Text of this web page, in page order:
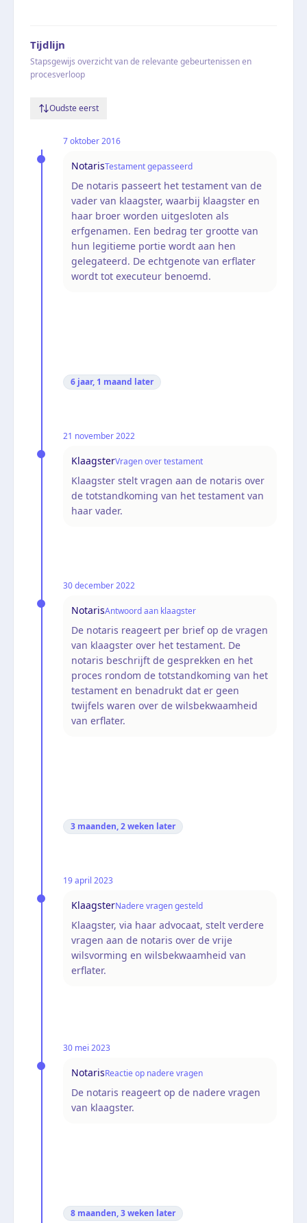
Tijdlijn
Stapsgewijs overzicht van de relevante gebeurtenissen en
procesverloop
Oudste eerst
7 oktober 2016
NotarisTestament gepasseerd
De notaris passeert het testament van de
vader van klaagster, waarbij klaagster en
haar broer worden uitgesloten als
erfgenamen. Een bedrag ter grootte van
hun legitieme portie wordt aan hen
gelegateerd. De echtgenote van erflater
wordt tot executeur benoemd.
6 jaar, 1 maand later
21 november 2022
KlaagsterVragen over testament
Klaagster stelt vragen aan de notaris over
de totstandkoming van het testament van
haar vader.
30 december 2022
NotarisAntwoord aan klaagster
De notaris reageert per brief op de vragen
van klaagster over het testament. De
notaris beschrijft de gesprekken en het
proces rondom de totstandkoming van het
testament en benadrukt dat er geen
twijfels waren over de wilsbekwaamheid
van erflater.
3 maanden, 2 weken later
19 april 2023
KlaagsterNadere vragen gesteld
Klaagster, via haar advocaat, stelt verdere
vragen aan de notaris over de vrije
wilsvorming en wilsbekwaamheid van
erflater.
30 mei 2023
NotarisReactie op nadere vragen
De notaris reageert op de nadere vragen
van klaagster.
8 maanden, 3 weken later